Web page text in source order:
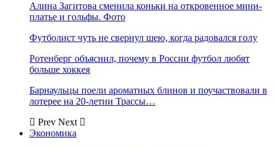
Алина Загитова сменила коньки на откровенное мини-
платье и гольфы. Фото
Футболист чуть не свернул шею, когда радовался голу
Ротенберг объяснил, почему в России футбол любят
больше хоккея
Барнаульцы поели ароматных блинов и поучаствовали в
лотерее на 20-летии Трассы…
Prev Next
Экономика